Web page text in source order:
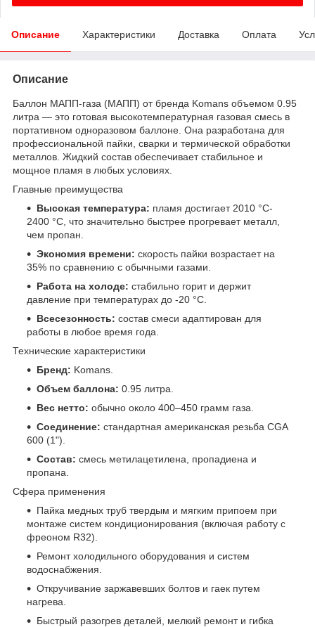
Описание Характеристики Доставка Оплата
Описание
Баллон MAПП-газа (МАПП) от бренда Komans объемом 0.95
литра — это готовая высокотемпературная газовая смесь в
портативном одноразовом баллоне. Она разработана для
профессиональной пайки, сварки и термической обработки
металлов. Жидкий состав обеспечивает стабильное и
мощное пламя в любых условиях.
Главные преимущества
Высокая температура: пламя достигает 2010 °C-
2400 °C, что значительно быстрее прогревает металл,
чем пропан.
Экономия времени: скорость пайки возрастает на
35% по сравнению с обычными газами.
Работа на холоде: стабильно горит и держит
давление при температурах до -20 °C.
Всесезонность: состав смеси адаптирован для
работы в любое время года.
Технические характеристики
Бренд: Komans.
Объем баллона: 0.95 литра.
Вес нетто: обычно около 400–450 грамм газа.
Соединение: стандартная американская резьба CGA
600 (1").
Состав: смесь метилацетилена, пропадиена и
пропана.
Сфера применения
Пайка медных труб твердым и мягким припоем при
монтаже систем кондиционирования (включая работу с
фреоном R32).
Ремонт холодильного оборудования и систем
водоснабжения.
Откручивание заржавевших болтов и гаек путем
нагрева.
Быстрый разогрев деталей, мелкий ремонт и гибка